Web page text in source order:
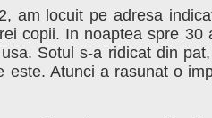
am locuit pe adresa
copii. In noaptea spre 30
Sotul s-a ridicat din
este. Atunci a rasunat o